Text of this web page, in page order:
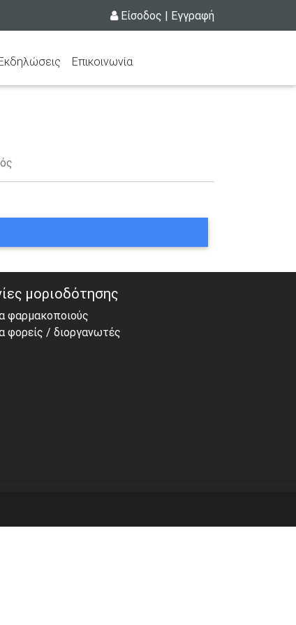
Είσοδος | Εγγραφή
Επικοινωνία
μοριοδότησης
φαρμακοποιούς
φορείς / διοργανωτές